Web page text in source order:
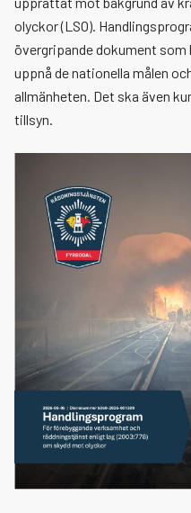
Vid hjärtstopp
Efter en olycka
Sotning och
Brandfarliga ämnen,
Individanpassat
Eldningsförbud
Skärpt eldningsförbud
Säker i trafiken
Krisberedskap
Översvämning
Farlig verksamhet, Seveso
Systematiskt
Tillsyn brandskydd
Tillstånd brandfarliga
Tillsyn brandfarliga och
Farlig verksamhet, Seveso
Tillfällig övernattning
Skicka faktura
Vår verksamhet
Våra brandstationer
Styrdokument
Anslagstavla
Räddningstjänst under
Samverkan
Räddningsregion Västra
Jobba hos oss
olyckor (LSO).
övergripande dokument
uppnå de nationella målen
allmänheten. Det ska även
tillsyn.